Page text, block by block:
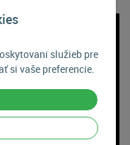
služieb pre
si vaše preferencie.